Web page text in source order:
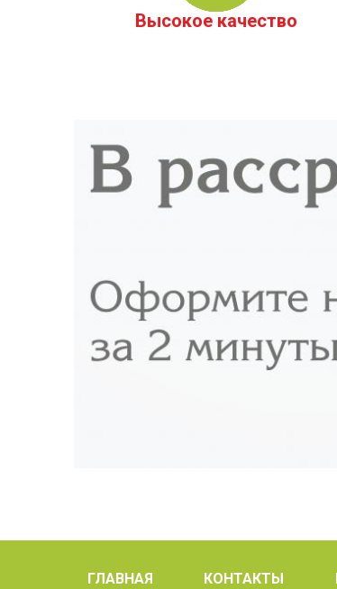
Высокое качество
ГЛАВНАЯ КОНТАКТЫ